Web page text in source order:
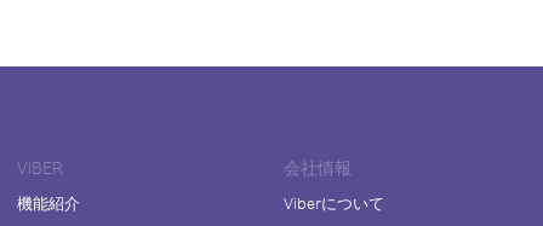
VIBER
機能紹介
会社情報
Viberについて